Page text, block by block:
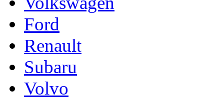
Ford
Renault
Subaru
Volvo